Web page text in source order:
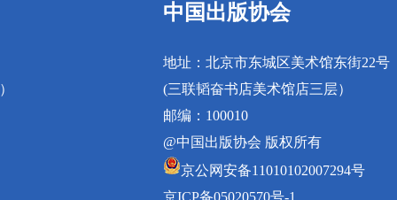
中国出版协会
地址：北京市东城区美术馆东街22号
(三联韬奋书店美术馆店三层）
邮编：100010
@中国出版协会 版权所有
京公网安备11010102007294号
京ICP备05020570号-1